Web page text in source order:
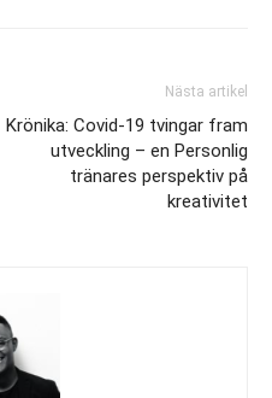
Nästa artikel
Krönika: Covid-19 tvingar fram
utveckling – en Personlig
tränares perspektiv på
kreativitet